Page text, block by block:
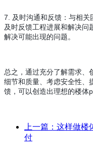
7. 及时沟通和反馈：与相关团
及时反馈工程进展和解决问题
解决可能出现的问题。
总之，通过充分了解需求
细节和质量、考虑安全性
馈，可以创造出理想的楼体
上一篇：​这样
付